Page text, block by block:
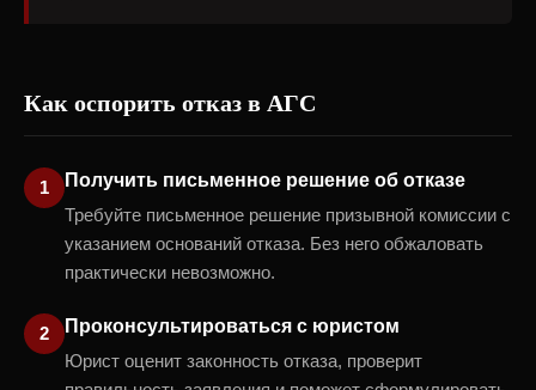
Как оспорить отказ в АГС
Получить письменное решение об отказе
Требуйте письменное решение призывной комиссии с
указанием оснований отказа. Без него обжаловать
практически невозможно.
Проконсультироваться с юристом
Юрист оценит законность отказа, проверит